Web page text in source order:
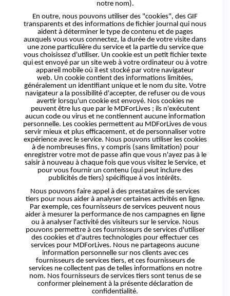
notre nom).
En outre, nous pouvons utiliser des "cookies", des GIF
transparents et des informations de fichier journal qui nous
aident à déterminer le type de contenu et de pages
auxquels vous vous connectez, la durée de votre visite dans
une zone particulière du service et la partie du service que
vous choisissez d'utiliser. Un cookie est un petit fichier texte
qui est envoyé par un site web à votre ordinateur ou à votre
appareil mobile où il est stocké par votre navigateur
web. Un cookie contient des informations limitées,
généralement un identifiant unique et le nom du site. Votre
navigateur a la possibilité d'accepter, de refuser ou de vous
avertir lorsqu'un cookie est envoyé. Nos cookies ne
peuvent être lus que par le MDForLives ; ils n'exécutent
aucun code ou virus et ne contiennent aucune information
personnelle. Les cookies permettent au MDForLives de vous
servir mieux et plus efficacement, et de personnaliser votre
expérience avec le service. Nous pouvons utiliser les cookies
à de nombreuses fins, y compris (sans limitation) pour
enregistrer votre mot de passe afin que vous n'ayez pas à le
saisir à nouveau à chaque fois que vous visitez le Service, et
pour vous fournir un contenu (qui peut inclure des
publicités de tiers) spécifique à vos intérêts.
Nous pouvons faire appel à des prestataires de services
tiers pour nous aider à analyser certaines activités en ligne.
Par exemple, ces fournisseurs de services peuvent nous
aider à mesurer la performance de nos campagnes en ligne
ou à analyser l'activité des visiteurs sur le service. Nous
pouvons permettre à ces fournisseurs de services d'utiliser
des cookies et d'autres technologies pour effectuer ces
services pour MDForLives. Nous ne partageons aucune
information personnelle sur nos clientsavec ces
fournisseurs de services tiers, et ces fournisseurs de
services ne collectent pas de telles informations en notre
nom. Nos fournisseurs de services tiers sont tenus de se
conformer pleinement à la présente déclaration de
confidentialité.